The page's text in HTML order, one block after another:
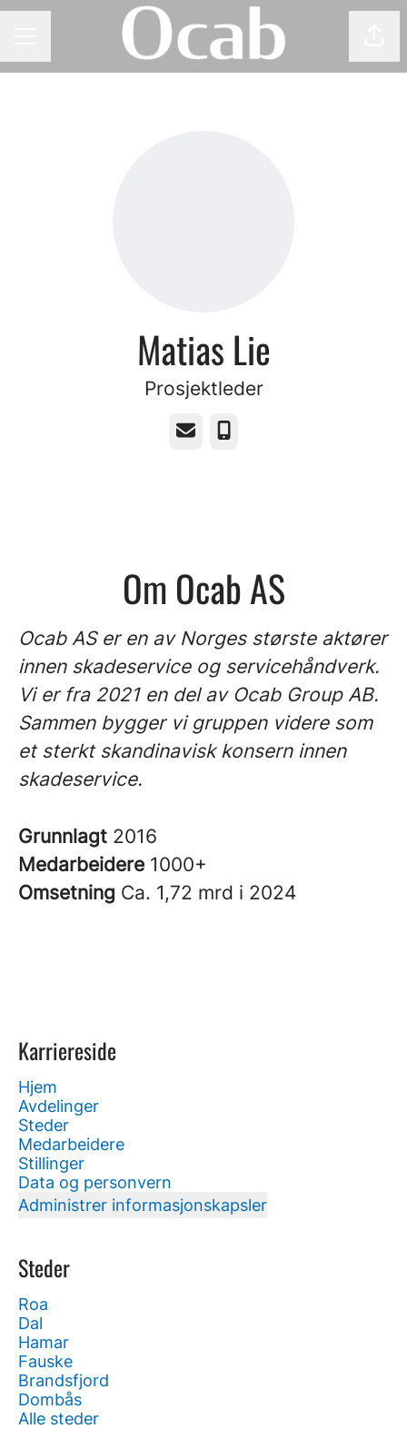
Matias Lie
Prosjektleder
E-postTelefonnummer
Om Ocab AS
Ocab AS er en av Norges største aktører
innen skadeservice og servicehåndverk.
Vi er fra 2021 en del av Ocab Group AB.
Sammen bygger vi gruppen videre som
et sterkt skandinavisk konsern innen
skadeservice.
Grunnlagt 2016
Medarbeidere 1000+
Omsetning Ca. 1,72 mrd i 2024
Karriereside
Hjem
Avdelinger
Steder
Medarbeidere
Stillinger
Data og personvern
Administrer informasjonskapsler
Steder
Roa
Dal
Hamar
Fauske
Brandsfjord
Dombås
Alle steder